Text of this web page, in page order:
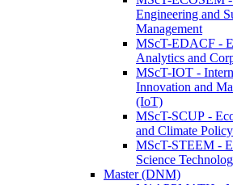
Engineering and
Management
MScT-EDACF -
Analytics and
MScT-IOT -
Innovation and
(IoT)
MScT-SCUP -
and Climate Policy
MScT-STEEM -
Science
Master (DNM)